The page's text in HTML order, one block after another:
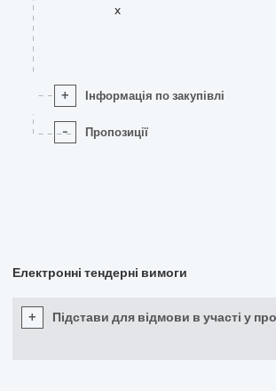
x
+ Інформація по закупівлі
- Пропозиції
Електронні тендерні вимоги
+ Підстави для відмови в участі у